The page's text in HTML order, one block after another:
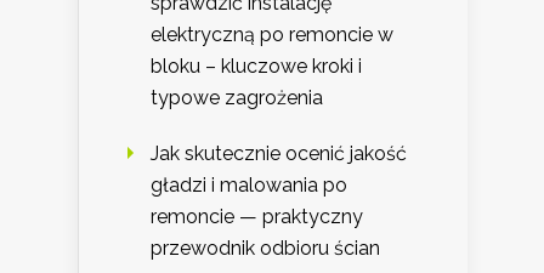
elektryczną po remoncie w
bloku – kluczowe kroki i
typowe zagrożenia
Jak skutecznie ocenić jakość
gładzi i malowania po
remoncie — praktyczny
przewodnik odbioru ścian